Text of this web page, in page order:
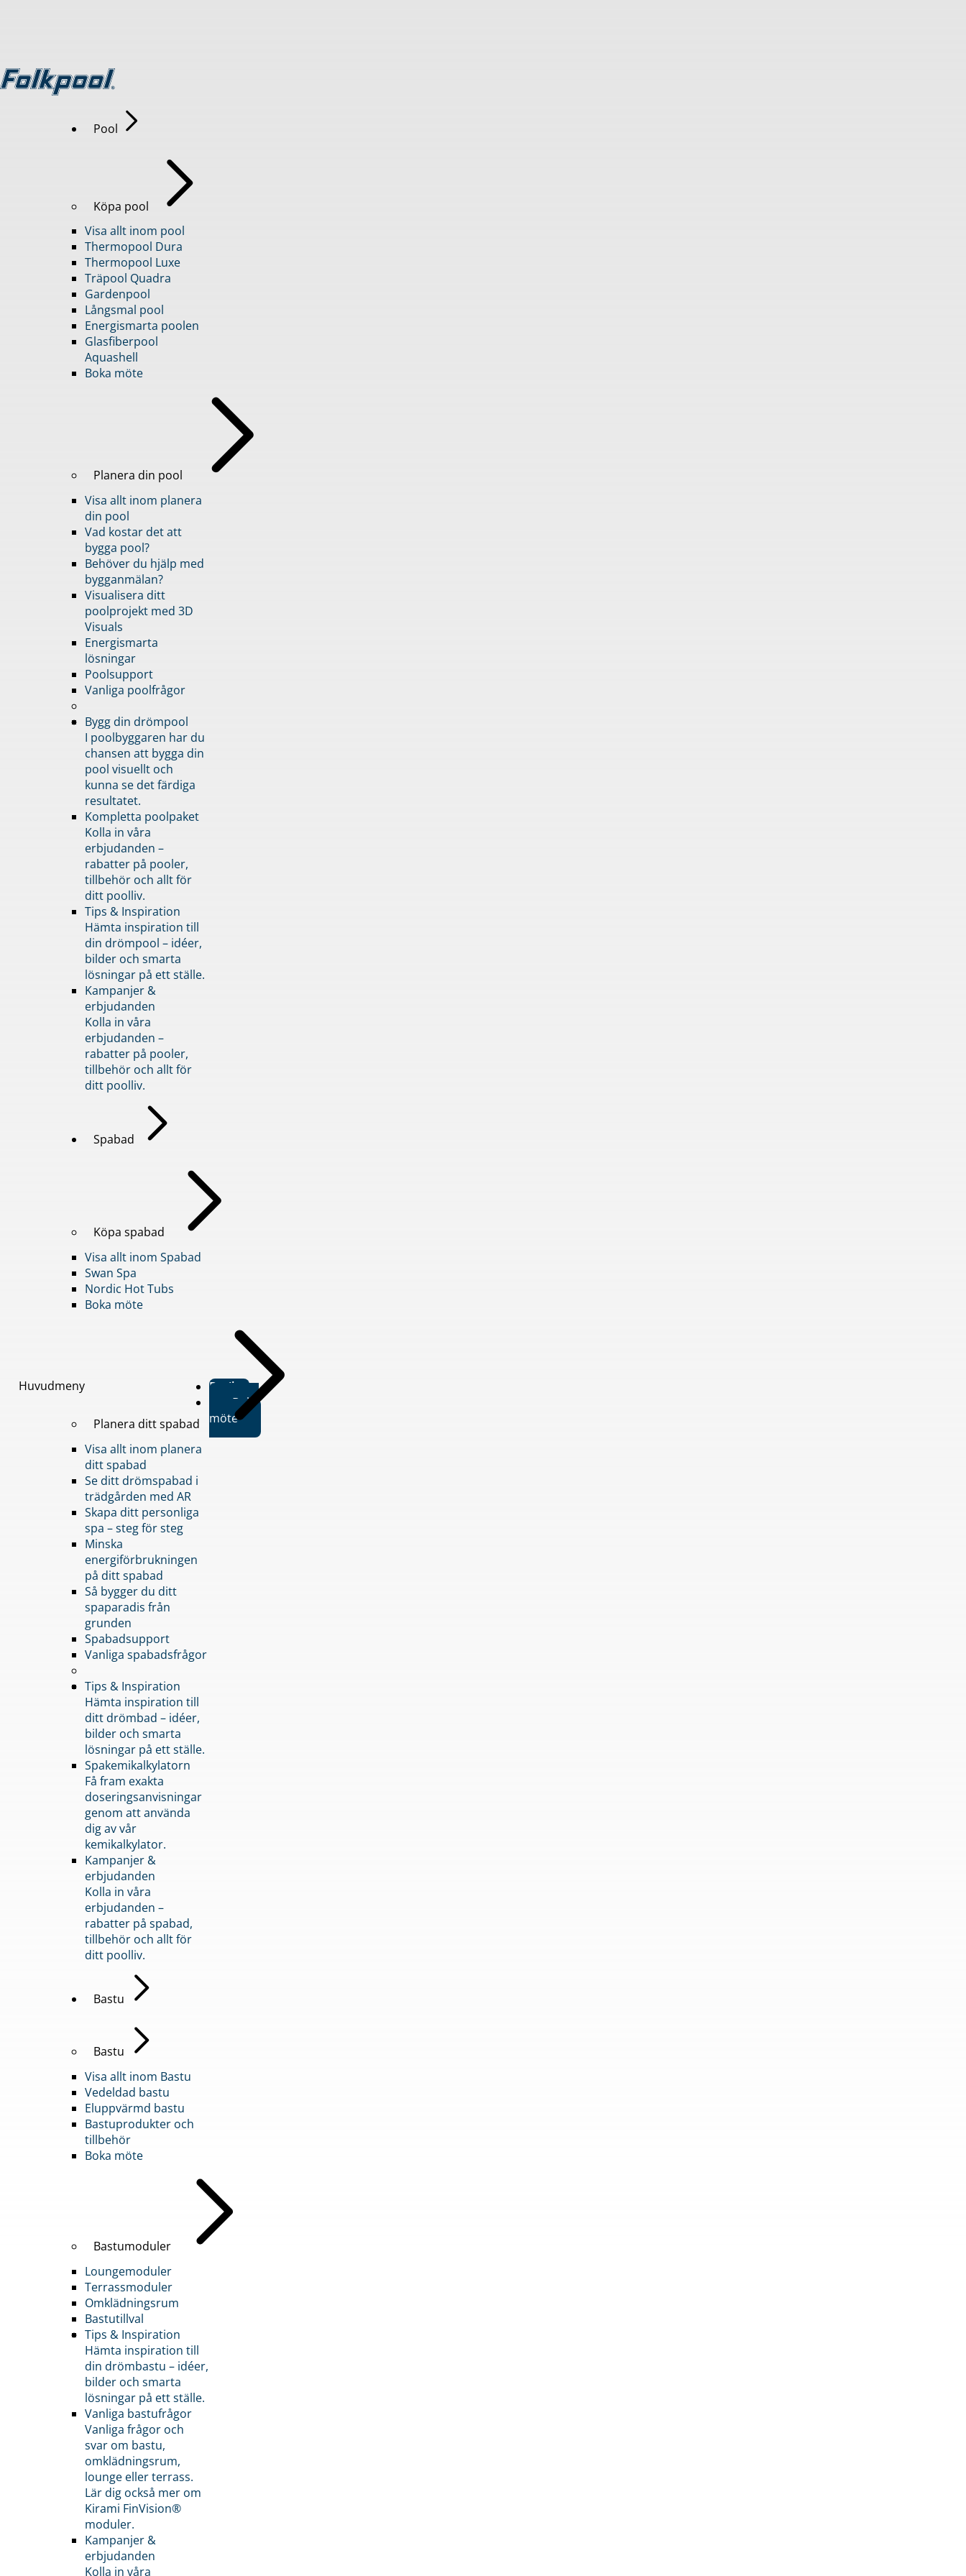
Huvudmeny
Pool
Köpa pool
Visa allt inom pool
Thermopool Dura
Thermopool Luxe
Träpool Quadra
Gardenpool
Långsmal pool
Energismarta poolen
Glasfiberpool
Aquashell
Boka möte
Planera din pool
Visa allt inom planera
din pool
Vad kostar det att
bygga pool?
Behöver du hjälp med
bygganmälan?
Visualisera ditt
poolprojekt med 3D
Visuals
Energismarta
lösningar
Poolsupport
Vanliga poolfrågor
Bygg din drömpool
I poolbyggaren har du
chansen att bygga din
pool visuellt och
kunna se det färdiga
resultatet.
Kompletta poolpaket
Kolla in våra
erbjudanden –
rabatter på pooler,
tillbehör och allt för
ditt poolliv.
Tips & Inspiration
Hämta inspiration till
din drömpool – idéer,
bilder och smarta
lösningar på ett ställe.
Kampanjer &
erbjudanden
Kolla in våra
erbjudanden –
rabatter på pooler,
tillbehör och allt för
ditt poolliv.
Spabad
Köpa spabad
Visa allt inom Spabad
Swan Spa
Nordic Hot Tubs
Boka möte
Planera ditt spabad
Visa allt inom planera
ditt spabad
Se ditt drömspabad i
trädgården med AR
Skapa ditt personliga
spa – steg för steg
Minska
energiförbrukningen
på ditt spabad
Så bygger du ditt
spaparadis från
grunden
Spabadsupport
Vanliga spabadsfrågor
Tips & Inspiration
Hämta inspiration till
ditt drömbad – idéer,
bilder och smarta
lösningar på ett ställe.
Spakemikalkylatorn
Få fram exakta
doseringsanvisningar
genom att använda
dig av vår
kemikalkylator.
Kampanjer &
erbjudanden
Kolla in våra
erbjudanden –
rabatter på spabad,
tillbehör och allt för
ditt poolliv.
Bastu
Bastu
Visa allt inom Bastu
Vedeldad bastu
Eluppvärmd bastu
Bastuprodukter och
tillbehör
Boka möte
Bastumoduler
Loungemoduler
Terrassmoduler
Omklädningsrum
Bastutillval
Tips & Inspiration
Hämta inspiration till
din drömbastu – idéer,
bilder och smarta
lösningar på ett ställe.
Vanliga bastufrågor
Vanliga frågor och
svar om bastu,
omklädningsrum,
lounge eller terrass.
Lär dig också mer om
Kirami FinVision®
moduler.
Kampanjer &
erbjudanden
Kolla in våra
Butiker
Boka
möte